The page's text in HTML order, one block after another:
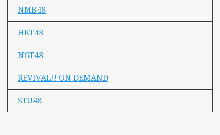
NMB48
HKT48
NGT48
REVIVAL!! ON DEMAND
STU48